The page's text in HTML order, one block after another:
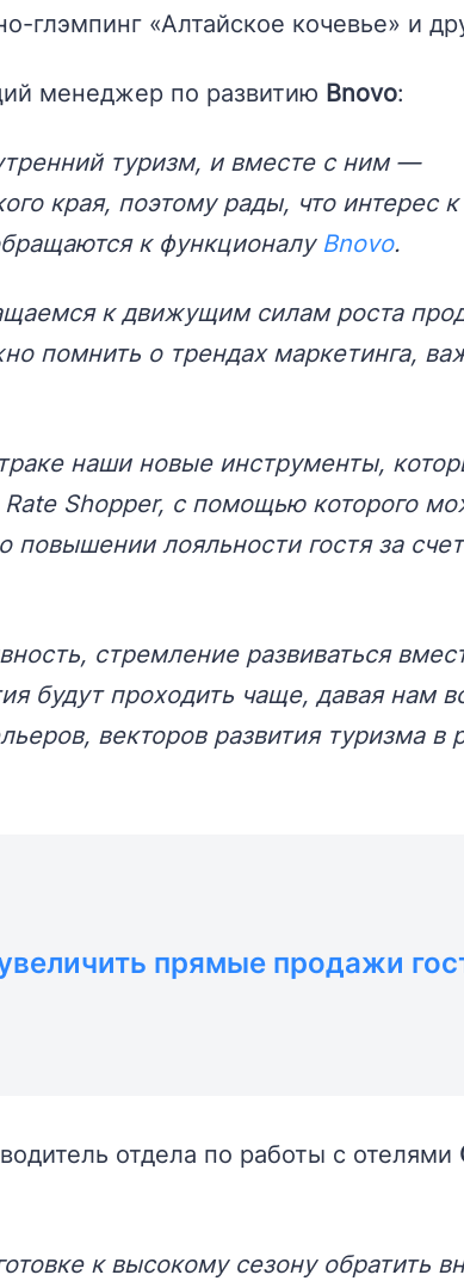
глэмпинг «Алтайское кочевье» и
менеджер по развитию Bnovo:
туризм, и вместе с ним —
края, поэтому рады, что интерес
к функционалу Bnovo.
к движущим силам роста
помнить о трендах маркетинга,
наши новые инструменты,
Shopper, с помощью которого
повышении лояльности гостя за
стремление развиваться
будут проходить чаще, давая нам
векторов развития туризма в
прямые продажи
отдела по работы с отелями
к высокому сезону обратить